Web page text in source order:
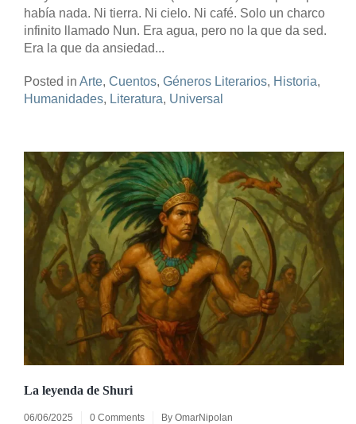
había nada. Ni tierra. Ni cielo. Ni café. Solo un charco
infinito llamado Nun. Era agua, pero no la que da sed.
Era la que da ansiedad...
Posted in Arte, Cuentos, Géneros Literarios, Historia,
Humanidades, Literatura, Universal
La leyenda de Shuri
06/06/2025 0 Comments By OmarNipolan